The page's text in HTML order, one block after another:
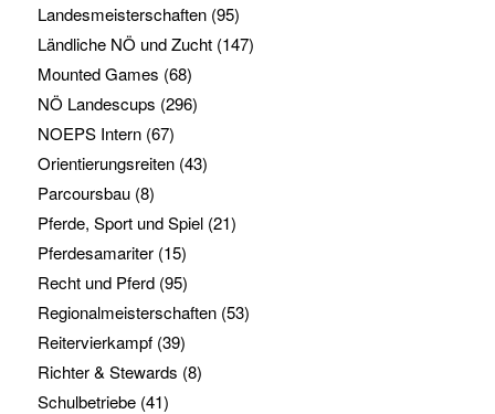
Landesmeisterschaften(95)
Ländliche NÖ und Zucht(147)
Mounted Games (68)
NÖ Landescups (296)
NOEPS Intern(67)
Orientierungsreiten(43)
Parcoursbau(8)
Pferde, Sport und Spiel(21)
Pferdesamariter(15)
Recht und Pferd(95)
Regionalmeisterschaften(53)
Reitervierkampf(39)
Richter & Stewards (8)
Schulbetriebe(41)